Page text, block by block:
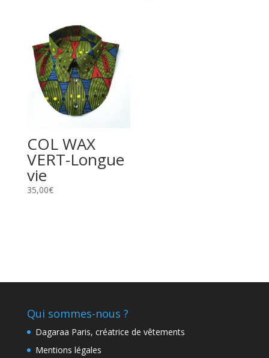
COL WAX
VERT-Longue
vie
35,00€
Qui sommes-nous ?
Dagaraa Paris, créatrice de vêtements
Mentions légales